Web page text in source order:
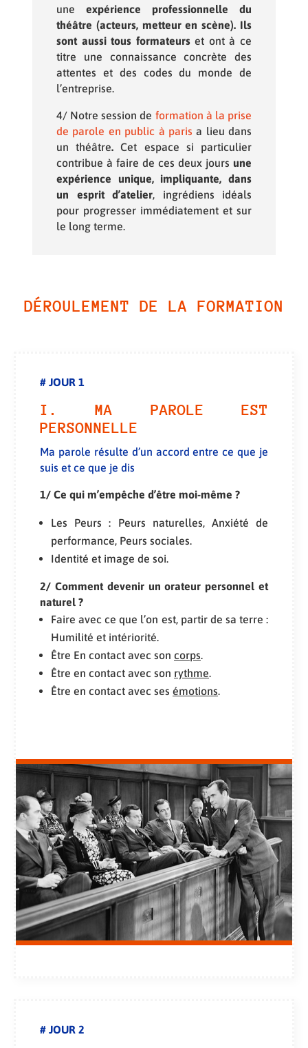
une expérience professionnelle du
théâtre (acteurs, metteur en scène). Ils
sont aussi tous formateurset ont à ce
titre une connaissance concrète des
attentes et des codes du monde de
l’entreprise.
4/ Notre session de formation à la prise
de parole en public à paris a lieu dans
unthéâtre. Cet espace si particulier
contribue à faire de ces deux jours une
expérience unique, impliquante, dans
un esprit d’atelier, ingrédiens idéals
pour progresser immédiatement et sur
le long terme.
DÉROULEMENT DE LA FORMATION
# JOUR 1
I. MA PAROLE EST
PERSONNELLE
Ma parole résulte d’un accord entre ce que je
suis et ce que je dis
1/ Ce qui m’empêche d’être moi-même ?
Les Peurs : Peurs naturelles, Anxiété de
performance, Peurs sociales.
Identité et image de soi.
2/ Comment devenir un orateur personnel et
naturel ?
Faire avec ce que l’on est, partir de sa terre :
Humilité et intériorité.
Être En contact avec son corps.
Être en contact avec son rythme.
Être en contact avec ses émotions.
# JOUR 2